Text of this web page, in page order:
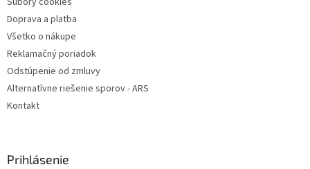
Doprava a platba
Všetko o nákupe
Reklamačný poriadok
Odstúpenie od zmluvy
Alternatívne riešenie sporov - ARS
Kontakt
Prihlásenie